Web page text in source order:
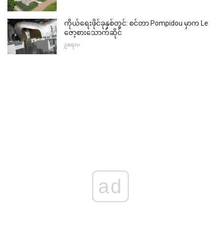
ကိုယ်ရေးဖိုင်ခုနှစ်တွင်: စင်တာ Pompidou မှာက Le
ဇော့စားသောက်ဆိုင်
ဥရောပ
ad